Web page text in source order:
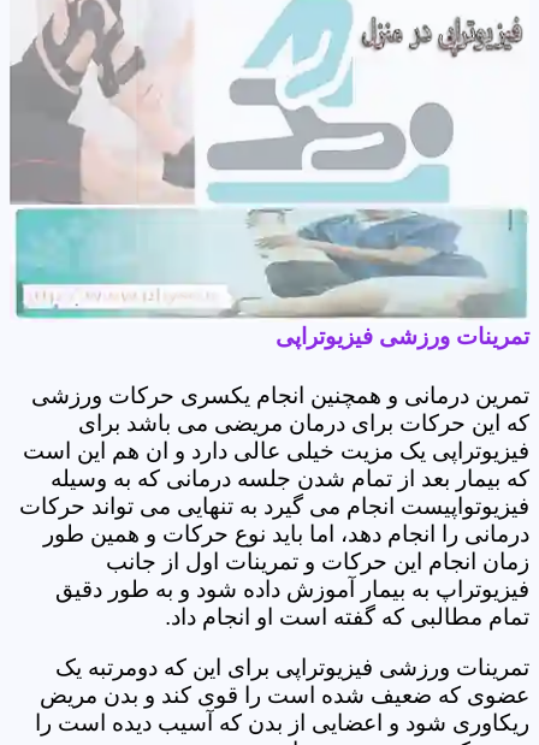
تمرینات ورزشی فیزیوتراپی
تمرین درمانی و همچنین انجام یکسری حرکات ورزشی
که این حرکات برای درمان مریضی می باشد برای
فیزیوتراپی یک مزیت خیلی عالی دارد و ان هم این است
که بیمار بعد از تمام شدن جلسه درمانی که به وسیله
فیزیوتواپیست انجام می گیرد به تنهایی می تواند حرکات
درمانی را انجام دهد، اما باید نوع حرکات و همین طور
زمان انجام این حرکات و تمرینات اول از جانب
فیزیوتراپ به بیمار آموزش داده شود و به طور دقیق
تمام مطالبی که گفته است او انجام داد.
تمرینات ورزشی فیزیوتراپی برای این که دومرتبه یک
عضوی که ضعیف شده است را قوی کند و بدن مریض
ریکاوری شود و اعضایی از بدن که آسیب دیده است را